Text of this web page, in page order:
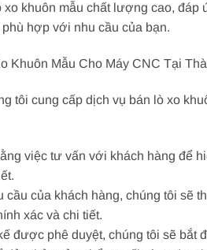
xo khuôn mẫu chất lượng cao,
hợp với nhu cầu của bạn.
Khuôn Mẫu Cho Máy CNC Tại
tôi cung cấp dịch vụ bán lò xo
việc tư vấn với khách hàng để
cầu của khách hàng, chúng tôi sẽ
xác và chi tiết.
được phê duyệt, chúng tôi sẽ